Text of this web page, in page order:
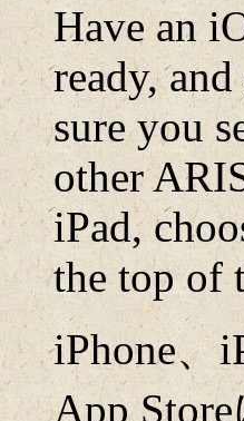
Have an
ready,
sure you
other
iPad,
the top of
iPhone、
App